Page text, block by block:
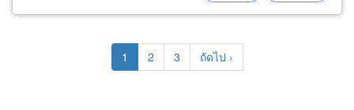
Current
page
1 Page
2 Page
3
Next
page
ถัดไป ›